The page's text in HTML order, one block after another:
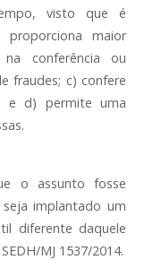
visto que é
proporciona maior
na conferência ou
fraudes; c) confere
e d) permite uma
o assunto fosse
implantado um
diferente daquele
MJ 1537/2014.